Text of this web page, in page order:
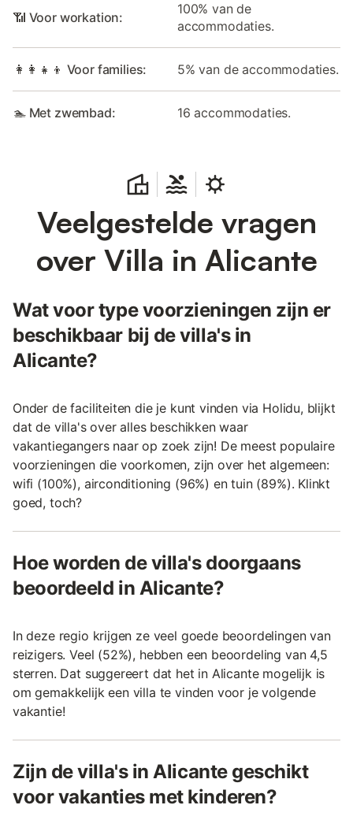
📶 Voor workation:
100% van de
accommodaties.
👩‍👩‍👧‍👦 Voor families: 5% van de accommodaties.
🏊 Met zwembad: 16 accommodaties.
Veelgestelde vragen
over Villa in Alicante
Wat voor type voorzieningen zijn er
beschikbaar bij de villa's in
Alicante?
Onder de faciliteiten die je kunt vinden via Holidu, blijkt
dat de villa's over alles beschikken waar
vakantiegangers naar op zoek zijn! De meest populaire
voorzieningen die voorkomen, zijn over het algemeen:
wifi (100%), airconditioning (96%) en tuin (89%). Klinkt
goed, toch?
Hoe worden de villa's doorgaans
beoordeeld in Alicante?
In deze regio krijgen ze veel goede beoordelingen van
reizigers. Veel (52%), hebben een beoordeling van 4,5
sterren. Dat suggereert dat het in Alicante mogelijk is
om gemakkelijk een villa te vinden voor je volgende
vakantie!
Zijn de villa's in Alicante geschikt
voor vakanties met kinderen?